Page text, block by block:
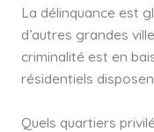
La délinquance est
d’autres grandes
criminalité est en
résidentiels
Quels quartiers